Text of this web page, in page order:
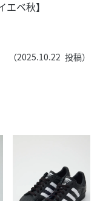
ベ秋】
（2025.10.22 投稿）